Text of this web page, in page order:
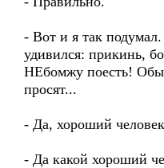
- Вот и я так
удивился: прикинь,
НЕбомжу поесть!
просят...
- Да, хороший
- Да какой хороший